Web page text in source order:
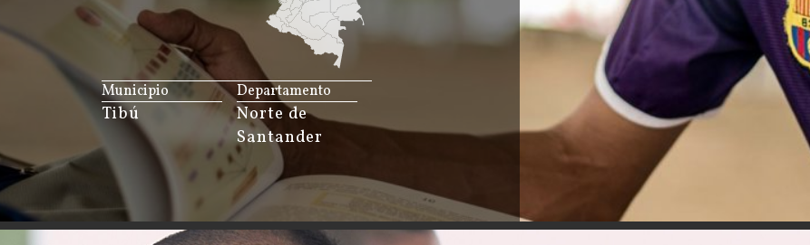
JS map by amCharts
Municipio
Tibú
Departamento
Norte de
Santander